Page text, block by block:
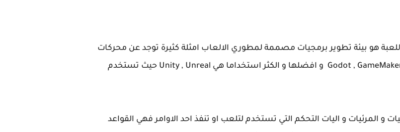
هو بيئة تطوير برمجيات مصممة لمطوري الالعاب امثلة كثيرة توجد عن محركات
الالعاب مثل Godot , GameMaker , Unreal Engine , OoenGL , Unity و افضلها و الكثر استخداما هي Unity , Unreal حيث تستخدم
و المرئيات و اليات التحكم التي تستخدم لتلعب او تنفذ احد الاوامر فهي القواعد